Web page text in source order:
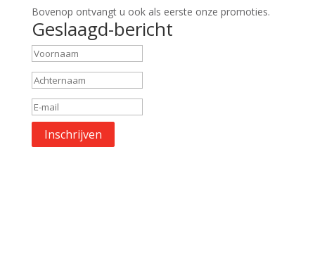
Bovenop ontvangt u ook als eerste onze promoties.
Geslaagd-bericht
Inschrijven